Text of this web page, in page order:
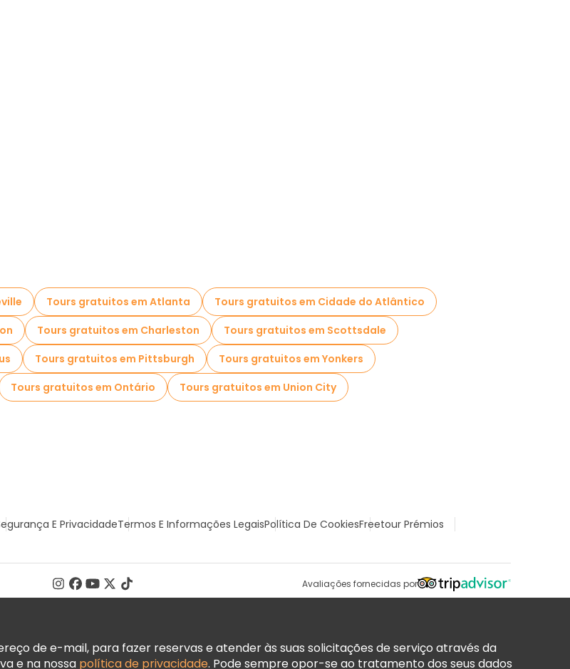
Tours gratuitos em Atlanta
Tours gratuitos em Cidade do Atlântico
Tours gratuitos em Charleston
Tours gratuitos em Scottsdale
Tours gratuitos em Pittsburgh
Tours gratuitos em Yonkers
Tours gratuitos em Ontário Tours gratuitos em Union City
E PrivacidadeTermos E Informações LegaisPolítica De CookiesFreetour Prémios
Avaliações fornecidas por
de e-mail, para fazer reservas e atender às suas solicitações de serviço através da
e na nossa política de privacidade. Pode sempre opor-se ao tratamento dos seus dados